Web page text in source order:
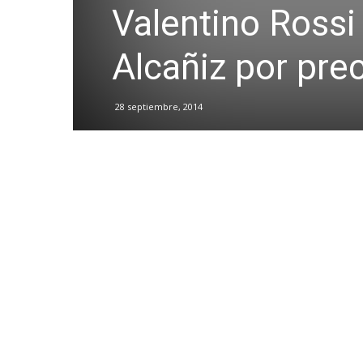
Valentino
Alcañiz por
28 septiembre, 2014